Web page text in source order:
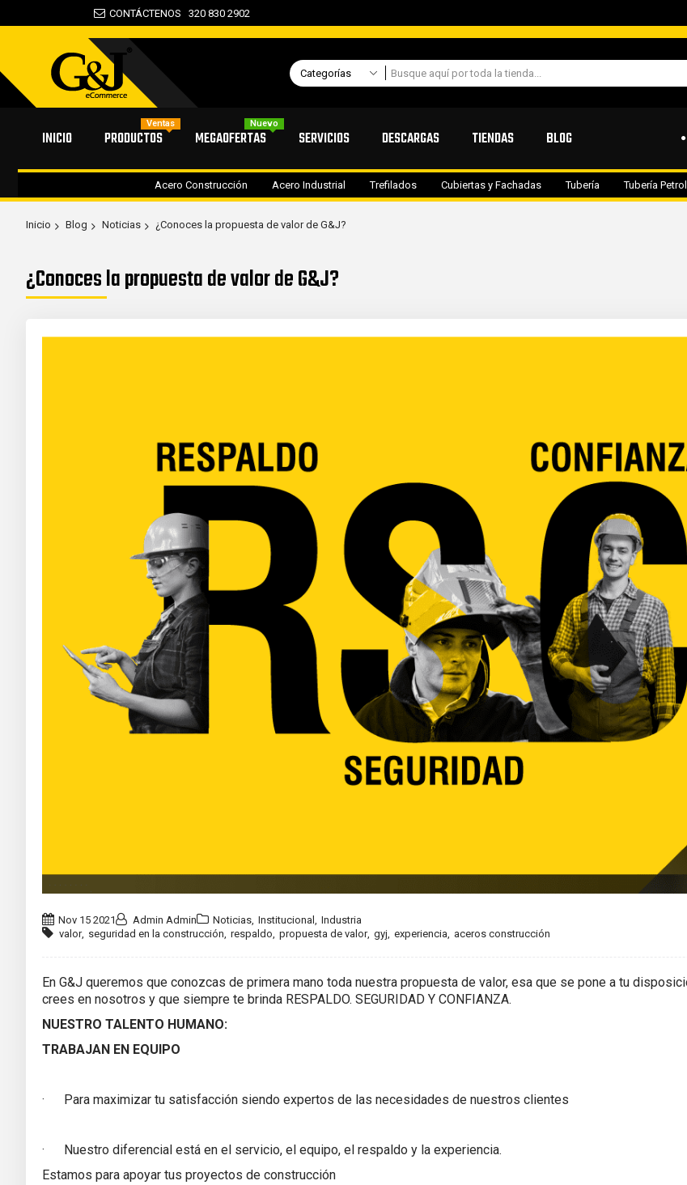
CONTÁCTENOS 320 830 2902
Categorías
INICIO PRODUCTOS
Ventas
MEGAOFERTAS
Nuevo
SERVICIOS DESCARGAS TIENDAS BLOG
Acero Construcción Acero Industrial Trefilados Cubiertas y Fachadas Tubería Tubería
Inicio Blog Noticias ¿Conoces la propuesta de valor de G&J?
¿Conoces la propuesta de valor de G&J?
Nov 15 2021 Admin Admin Noticias Institucional Industria
valor, seguridad en la construcción respaldo propuesta de valor, gyj experiencia aceros construcción
En G&J queremos que conozcas de primera mano toda nuestra propuesta de valor, esa que se pone a tu
crees en nosotros y que siempre te brinda RESPALDO. SEGURIDAD Y CONFIANZA.
NUESTRO TALENTO HUMANO:
TRABAJAN EN EQUIPO
· Para maximizar tu satisfacción siendo expertos de las necesidades de nuestros clientes
· Nuestro diferencial está en el servicio, el equipo, el respaldo y la experiencia.
Estamos para apoyar tus proyectos de construcción